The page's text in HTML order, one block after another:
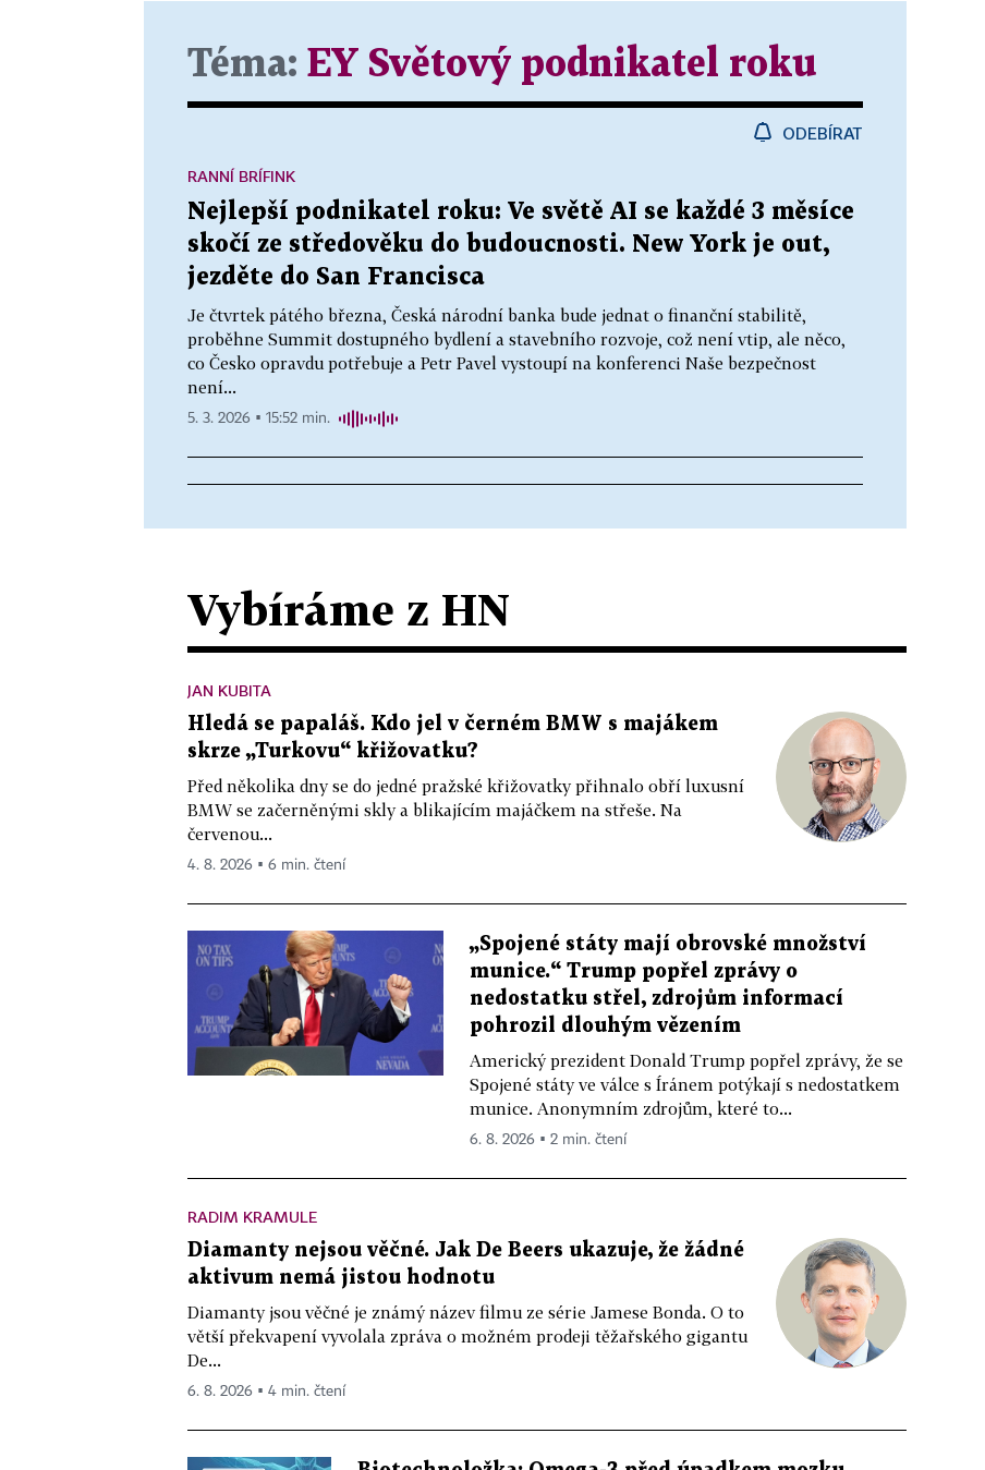
Téma: EY Světový podnikatel roku
ODEBÍRAT
Nejlepší podnikatel roku: Ve světě AI se každé 3 měsíce
skočí ze středověku do budoucnosti. New York je out,
jezděte do San Francisca
Je čtvrtek pátého března, Česká národní banka bude jednat o finanční stabilitě,
proběhne Summit dostupného bydlení a stavebního rozvoje, což není vtip, ale něco,
co Česko opravdu potřebuje a Petr Pavel vystoupí na konferenci Naše bezpečnost
není...
RANNÍ BRÍFINK
5. 3. 2026 ▪ 15:52 min.
Vybíráme z HN
JAN KUBITA
Hledá se papaláš. Kdo jel v černém BMW s majákem
skrze „Turkovu“ křižovatku?
Před několika dny se do jedné pražské křižovatky přihnalo obří luxusní
BMW se začerněnými skly a blikajícím majáčkem na střeše. Na
červenou...
4. 8. 2026 ▪ 6 min. čtení
„Spojené státy mají obrovské množství
munice.“ Trump popřel zprávy o
nedostatku střel, zdrojům informací
pohrozil dlouhým vězením
Americký prezident Donald Trump popřel zprávy, že se
Spojené státy ve válce s Íránem potýkají s nedostatkem
munice. Anonymním zdrojům, které to...
6. 8. 2026 ▪ 2 min. čtení
RADIM KRAMULE
Diamanty nejsou věčné. Jak De Beers ukazuje, že žádné
aktivum nemá jistou hodnotu
Diamanty jsou věčné je známý název filmu ze série Jamese Bonda. O to
větší překvapení vyvolala zpráva o možném prodeji těžařského gigantu
De...
6. 8. 2026 ▪ 4 min. čtení